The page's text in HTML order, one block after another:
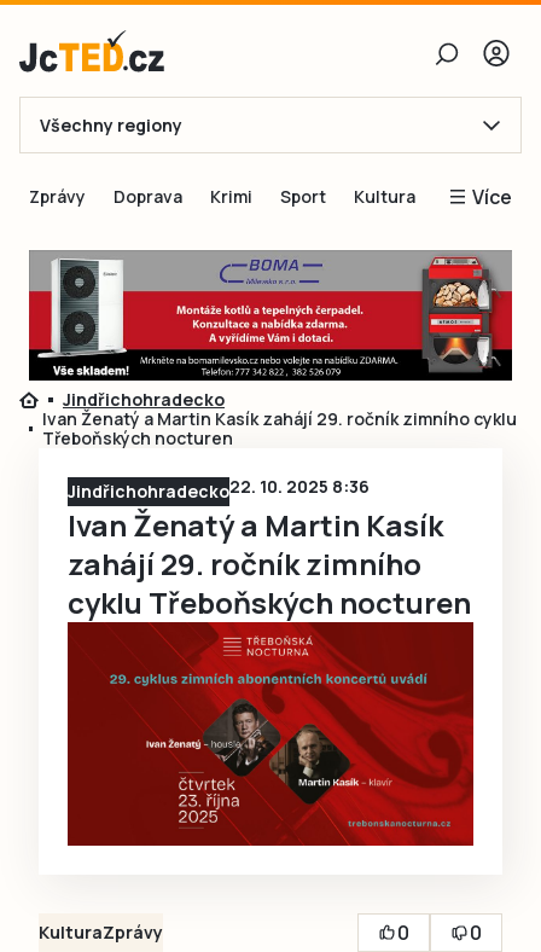
E-mail
Obnovit heslo
Přihlásit se
Přihlásit se přes Facebook
Ještě nemám účet, chci se
Všechny regiony
Zprávy Doprava Krimi Sport Kultura Více
Blogy
Inspirace
Čtenáři píší
Speciální přílohy
Jindřichohradecko
Ivan Ženatý a Martin Kasík zahájí 29. ročník zimního cyklu
Třeboňských nocturen
Jindřichohradecko22. 10. 2025 8:36
Ivan Ženatý a Martin Kasík
zahájí 29. ročník zimního
cyklu Třeboňských nocturen
KulturaZprávy 0
0